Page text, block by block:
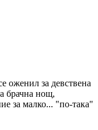
оженил за девствена
брачна нощ,
за малко... "по-така"